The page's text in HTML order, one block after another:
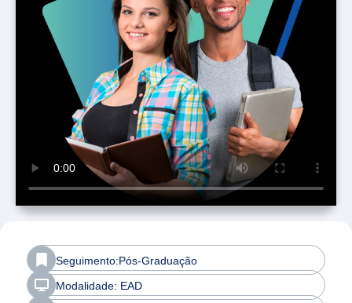
Seguimento:Pós-Graduação
Modalidade: EAD